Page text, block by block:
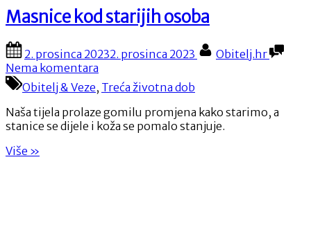
Masnice kod starijih osoba
Posted
on
2. prosinca 20232. prosinca 2023 By
Obitelj.hr
Nema komentara
Masnice
kod
starijih
osoba
Obitelj & Veze, Treća životna dob
Naša tijela prolaze gomilu promjena kako starimo, a
stanice se dijele i koža se pomalo stanjuje.
Više “Masnice
»